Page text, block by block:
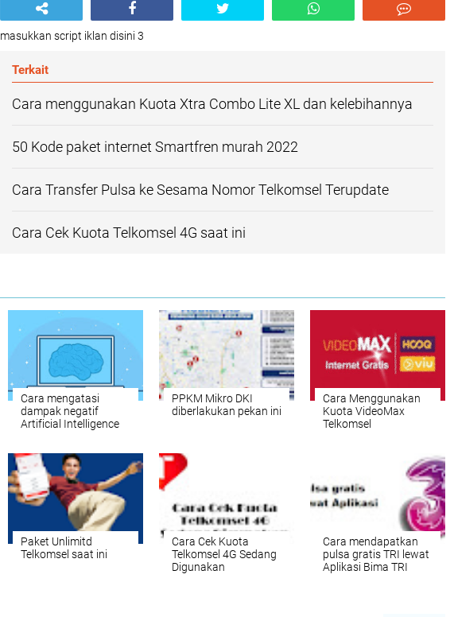
masukkan script iklan disini 3
Terkait
Cara menggunakan Kuota Xtra Combo Lite XL dan kelebihannya
50 Kode paket internet Smartfren murah 2022
Cara Transfer Pulsa ke Sesama Nomor Telkomsel Terupdate
Cara Cek Kuota Telkomsel 4G saat ini
Cara mengatasi
dampak negatif
Artificial Intelligence
PPKM Mikro DKI
diberlakukan pekan ini
Cara Menggunakan
Kuota VideoMax
Telkomsel
Paket Unlimitd
Telkomsel saat ini
Cara Cek Kuota
Telkomsel 4G Sedang
Digunakan
Cara mendapatkan
pulsa gratis TRI lewat
Aplikasi Bima TRI